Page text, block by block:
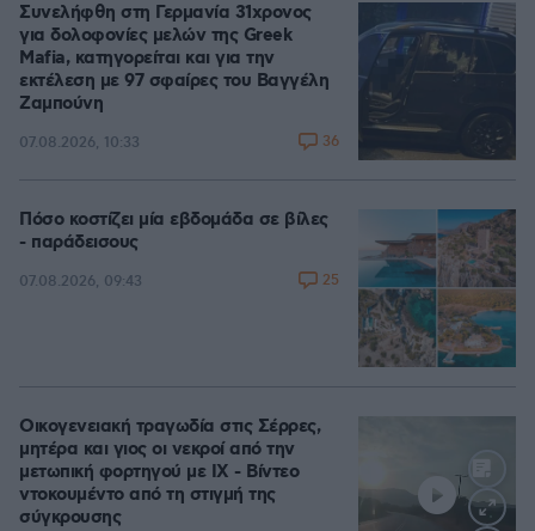
Συνελήφθη στη Γερμανία 31χρονος
για δολοφονίες μελών της Greek
Mafia, κατηγορείται και για την
εκτέλεση με 97 σφαίρες του Βαγγέλη
Ζαμπούνη
07.08.2026, 10:33 36
Πόσο κοστίζει μία εβδομάδα σε βίλες
- παράδεισους
07.08.2026, 09:43 25
Οικογενειακή τραγωδία στις Σέρρες,
μητέρα και γιος οι νεκροί από την
μετωπική φορτηγού με ΙΧ - Βίντεο
ντοκουμέντο από τη στιγμή της
σύγκρουσης